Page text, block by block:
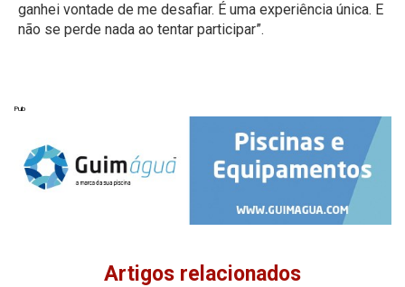
ganhei vontade de me desafiar. É uma experiência única. E
não se perde nada ao tentar participar”.
Pub
Artigos relacionados